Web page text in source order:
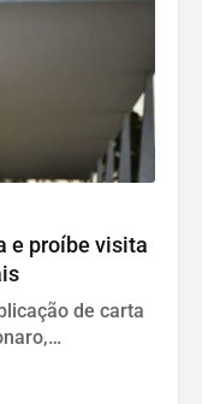
e proíbe visita
de carta
detenção.